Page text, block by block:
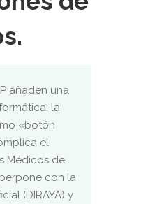
añaden una
la
«botón
el
Médicos de
con la
(DIRAYA) y